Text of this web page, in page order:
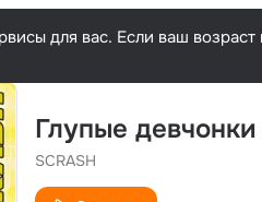
для вас. Если ваш
Глупые девчонки
SCRASH